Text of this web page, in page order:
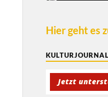
Hier geht es